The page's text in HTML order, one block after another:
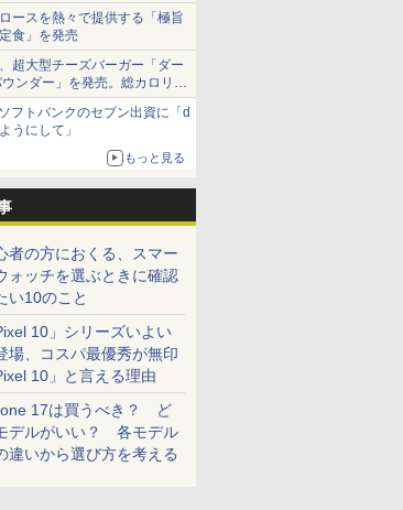
ースを熱々で提供する「極旨
食」を発売
超大型チーズバーガー「ダー
ンダー」を発売。総カロリー
量約527g！
フトバンクのセブン出資に「d
うにして」
もっと見る
者の方におくる、スマー
ォッチを選ぶときに確認
い10のこと
10」シリーズいよい
場、コスパ最優秀が無印
10」と言える理由
17は買うべき？ ど
デルがいい？ 各モデル
違いから選び方を考える